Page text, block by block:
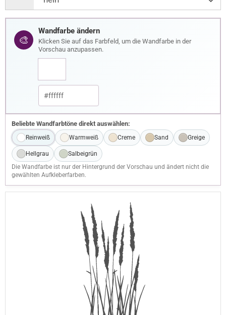
🎨
Wandfarbe ändern
Klicken Sie auf das Farbfeld, um die Wandfarbe in der
Vorschau anzupassen.
Beliebte Wandfarbtöne direkt auswählen:
Reinweiß Warmweiß Creme Sand Greige
Hellgrau
Salbeigrün
Die Wandfarbe ist nur der Hintergrund der Vorschau und ändert nicht die
gewählten Aufkleberfarben.